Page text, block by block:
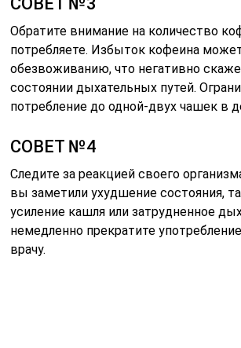
Обратите внимание на количество
потребляете. Избыток кофеина
обезвоживанию, что негативно
состоянии дыхательных путей.
потребление до одной-двух чашек в
СОВЕТ №4
Следите за реакцией своего
вы заметили ухудшение состояния,
усиление кашля или затрудненное
немедленно прекратите
врачу.